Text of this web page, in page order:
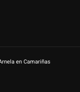
en Camariñas